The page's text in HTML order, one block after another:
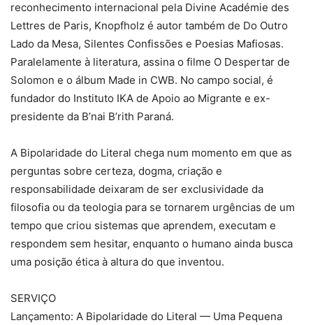
reconhecimento internacional pela Divine Académie des
Lettres de Paris, Knopfholz é autor também de Do Outro
Lado da Mesa, Silentes Confissões e Poesias Mafiosas.
Paralelamente à literatura, assina o filme O Despertar de
Solomon e o álbum Made in CWB. No campo social, é
fundador do Instituto IKA de Apoio ao Migrante e ex-
presidente da B’nai B’rith Paraná.
A Bipolaridade do Literal chega num momento em que as
perguntas sobre certeza, dogma, criação e
responsabilidade deixaram de ser exclusividade da
filosofia ou da teologia para se tornarem urgências de um
tempo que criou sistemas que aprendem, executam e
respondem sem hesitar, enquanto o humano ainda busca
uma posição ética à altura do que inventou.
SERVIÇO
Lançamento: A Bipolaridade do Literal — Uma Pequena